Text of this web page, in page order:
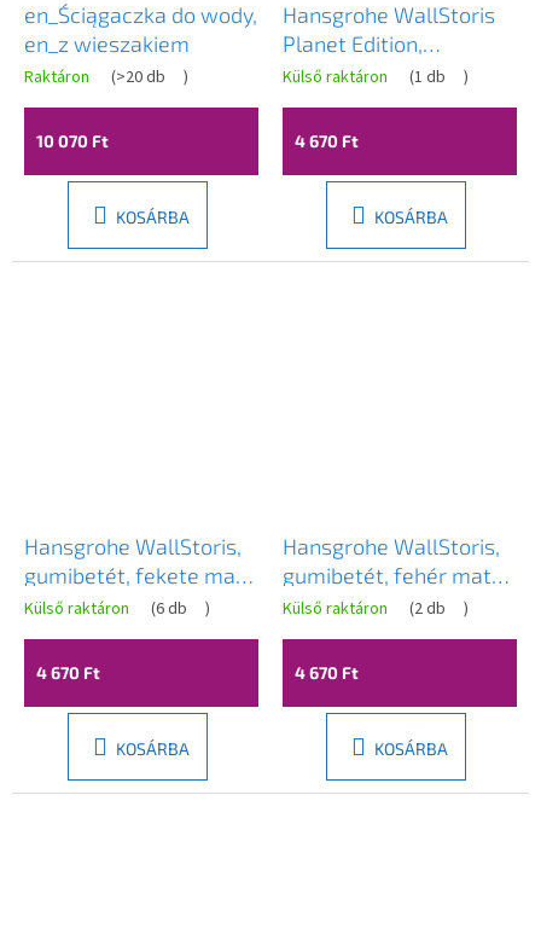
en_Ściągaczka do wody,
en_z wieszakiem
Raktáron (>20 db )
10 070 Ft
KOSÁRBA
Hansgrohe WallStoris
Planet Edition,
gumibetét 195x44 mm,
homok
(újrahasznosított),
Külső raktáron (1 db )
4 670 Ft
KOSÁRBA
Hansgrohe WallStoris,
gumibetét, fekete matt,
HAN-27916670
Külső raktáron (6 db )
4 670 Ft
KOSÁRBA
Hansgrohe WallStoris,
gumibetét, fehér matt,
HAN-27916700
Külső raktáron (2 db )
4 670 Ft
KOSÁRBA